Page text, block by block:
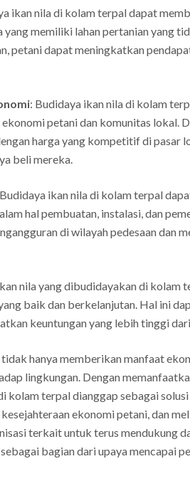
ikan nila di kolam terpal dapat
memiliki lahan pertanian yang
petani dapat meningkatkan
: Budidaya ikan nila di kolam
petani dan komunitas lokal.
harga yang kompetitif di pasar
beli mereka.
ikan nila di kolam terpal
hal pembuatan, instalasi, dan
di wilayah pedesaan dan
nila yang dibudidayakan di kolam
baik dan berkelanjutan. Hal ini
keuntungan yang lebih tinggi
hanya memberikan manfaat
lingkungan. Dengan
kolam terpal dianggap sebagai
ekonomi petani, dan
terkait untuk terus mendukung
bagian dari upaya mencapai